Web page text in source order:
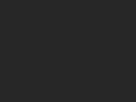
tam możemy dziś
do odkrycia, od
i tajemnicze wskazówki z